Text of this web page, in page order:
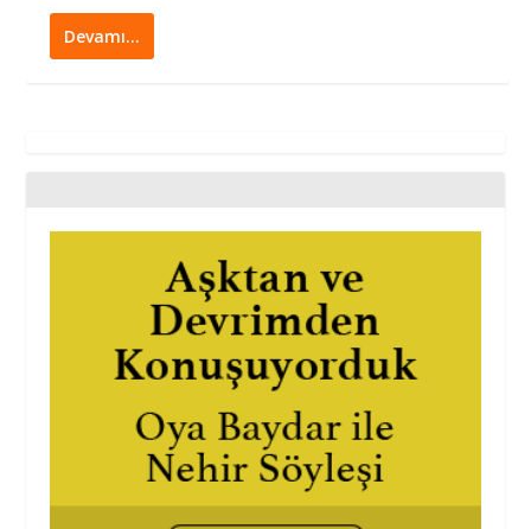
Devamı…